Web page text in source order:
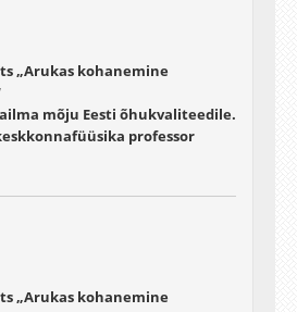
„Arukas kohanemine
mõju Eesti õhukvaliteedile.
professor
„Arukas kohanemine